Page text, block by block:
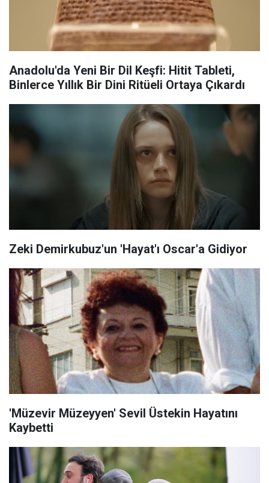
Anadolu'da Yeni Bir Dil Keşfi: Hitit Tableti,
Binlerce Yıllık Bir Dini Ritüeli Ortaya Çıkardı
Zeki Demirkubuz'un 'Hayat'ı Oscar'a Gidiyor
'Müzevir Müzeyyen' Sevil Üstekin Hayatını
Kaybetti